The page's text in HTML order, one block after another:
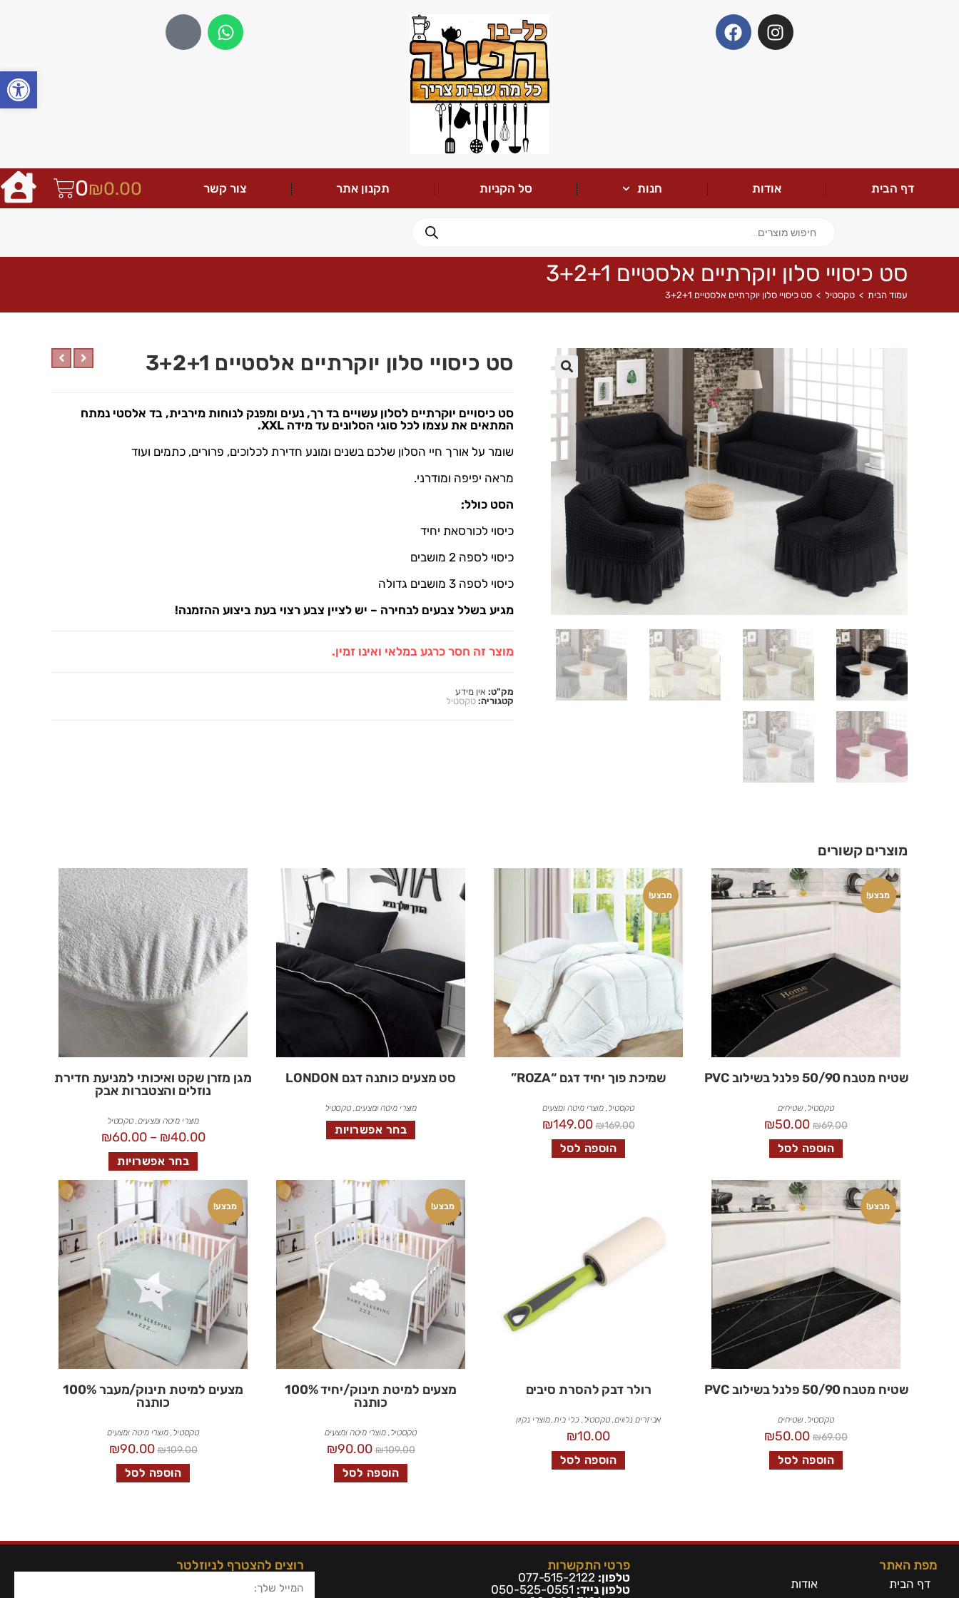
דף הבית אודות חנות סל הקניות תקנון אתר צור קשר ₪0.00
0
סט כיסויי סלון יוקרתיים אלסטיים 3+2+1
עמוד הבית > טקסטיל > סט כיסויי סלון יוקרתיים אלסטיים 3+2+1
סט כיסויי סלון יוקרתיים אלסטיים 3+2+1
סט כיסויים יוקרתיים לסלון עשויים בד רך, נעים ומפנק לנוחות מירבית, בד אלסטי נמתח
המתאים את עצמו לכל סוגי הסלונים עד מידה XXL.
שומר על אורך חיי הסלון שלכם בשנים ומונע חדירת לכלוכים, פרורים, כתמים ועוד
מראה יפיפה ומודרני.
הסט כולל:
כיסוי לכורסאת יחיד
כיסוי לספה 2 מושבים
כיסוי לספה 3 מושבים גדולה
מגיע בשלל צבעים לבחירה – יש לציין צבע רצוי בעת ביצוע ההזמנה!
מוצר זה חסר כרגע במלאי ואינו זמין.
מק"ט: אין מידע
קטגוריה: טקסטיל
מוצרים קשורים
מבצע!
שטיח מטבח 50/90 פלנל בשילוב PVC
טקסטיל,שטיחים
₪69.00
₪50.00
הוספה לסל
מבצע!
שמיכת פוך יחיד דגם “ROZA”
טקסטיל, מוצרי מיטה ומצעים
₪169.00
₪149.00
הוספה לסל
סט מצעים כותנה דגם LONDON
מוצרי מיטה ומצעים, טקסטיל
בחר אפשרויות
מגן מזרן שקט ואיכותי למניעת חדירת
נוזלים והצטברות אבק
מוצרי מיטה ומצעים, טקסטיל
₪40.00
–
₪60.00
בחר אפשרויות
מבצע!
שטיח מטבח 50/90 פלנל בשילוב PVC
טקסטיל,שטיחים
₪69.00
₪50.00
הוספה לסל
רולר דבק להסרת סיבים
אביזרים נלווים,טקסטיל,כלי בית,מוצרי נקיון
₪10.00
הוספה לסל
מבצע!
מצעים למיטת תינוק/יחיד 100%
כותנה
טקסטיל, מוצרי מיטה ומצעים
₪109.00
₪90.00
הוספה לסל
מבצע!
מצעים למיטת תינוק/מעבר 100%
כותנה
טקסטיל, מוצרי מיטה ומצעים
₪109.00
₪90.00
הוספה לסל
מפת האתר
דף הבית אודות
פרטי התקשרות
טלפון: 077-515-2122
טלפון נייד: 050-525-0551
רוצים להצטרף לניוזלטר